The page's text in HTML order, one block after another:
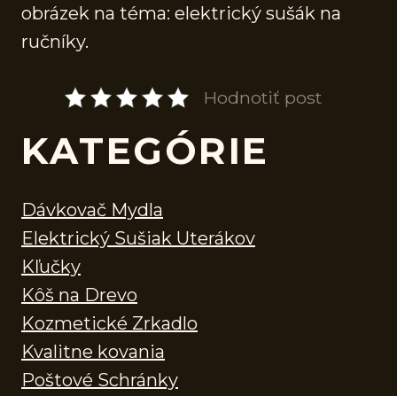
obrázek na téma: elektrický sušák na
ručníky.
Hodnotiť post
KATEGÓRIE
Dávkovač Mydla
Elektrický Sušiak Uterákov
Kľučky
Kôš na Drevo
Kozmetické Zrkadlo
Kvalitne kovania
Poštové Schránky